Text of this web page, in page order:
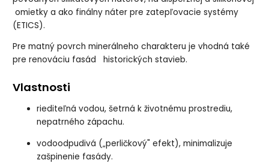
omietky a ako finálny náter pre zatepľovacie systémy
(ETICS).
Pre matný povrch minerálneho charakteru je vhodná také
pre renováciu fasád historických stavieb.
Vlastnosti
riediteľná vodou, šetrná k životnému prostrediu,
nepatrného zápachu.
vodoodpudivá („perličkový" efekt), minimalizuje
zašpinenie fasády.